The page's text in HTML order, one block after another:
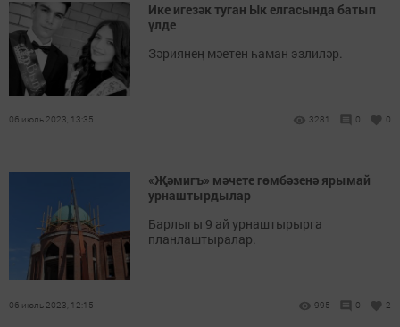
Ике игезәк туган Ык елгасында батып
үлде
Зәриянең мәетен һаман эзлиләр.
06 июль 2023, 13:35 3281 0 0
«Җәмигъ» мәчете гөмбәзенә ярымай
урнаштырдылар
Барлыгы 9 ай урнаштырырга
планлаштыралар.
06 июль 2023, 12:15 995 0 2